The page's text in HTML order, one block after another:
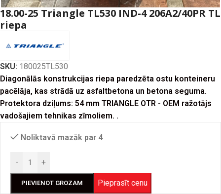
18.00-25 Triangle TL530 IND-4 206A2/40PR TL
riepa
SKU: 180025TL530
Diagonālās konstrukcijas riepa paredzēta ostu konteineru
pacēlāja, kas strādā uz asfaltbetona un betona seguma.
Protektora dziļums: 54 mm TRIANGLE OTR - OEM ražotājs
vadošajiem tehnikas zīmoliem. .
Noliktavā mazāk par 4
- +
PIEVIENOT GROZAM Pieprasīt cenu